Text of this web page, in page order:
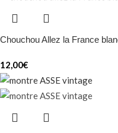
Chouchou Allez la France
12,00€